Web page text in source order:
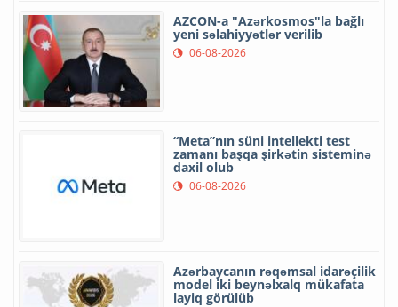
AZCON-a "Azərkosmos"la bağlı
yeni səlahiyyətlər verilib
06-08-2026
“Meta”nın süni intellekti test
zamanı başqa şirkətin sisteminə
daxil olub
06-08-2026
Azərbaycanın rəqəmsal idarəçilik
model iki beynəlxalq mükafata
layiq görülüb